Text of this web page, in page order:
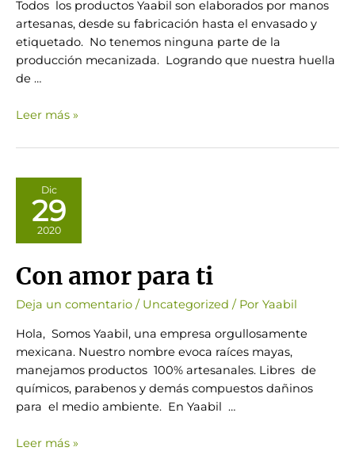
Todos los productos Yaabil son elaborados por manos
artesanas, desde su fabricación hasta el envasado y
etiquetado. No tenemos ninguna parte de la
producción mecanizada. Logrando que nuestra huella
de …
¿Cómo
elaboran
jabones
Yaabil?
Leer más »
Dic
29
2020
Con amor para ti
Deja un comentario / Uncategorized / Por Yaabil
Hola, Somos Yaabil, una empresa orgullosamente
mexicana. Nuestro nombre evoca raíces mayas,
manejamos productos 100% artesanales. Libres de
químicos, parabenos y demás compuestos dañinos
para el medio ambiente. En Yaabil …
Con
Leer más »